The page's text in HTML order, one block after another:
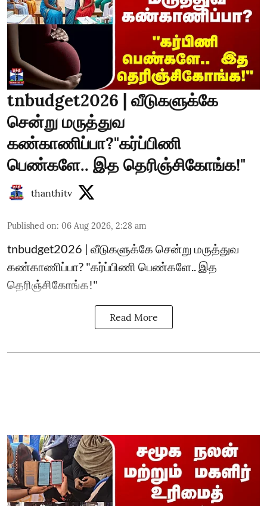
tnbudget2026 | வீடுகளுக்கே
சென்று மருத்துவ
கண்காணிப்பா?"கர்ப்பிணி
பெண்களே.. இத தெரிஞ்சிகோங்க!"
thanthitv
Published on: 06 Aug 2026, 2:28 am
tnbudget2026 | வீடுகளுக்கே சென்று மருத்துவ
கண்காணிப்பா? "கர்ப்பிணி பெண்களே.. இத
தெரிஞ்சிகோங்க!"
Read More